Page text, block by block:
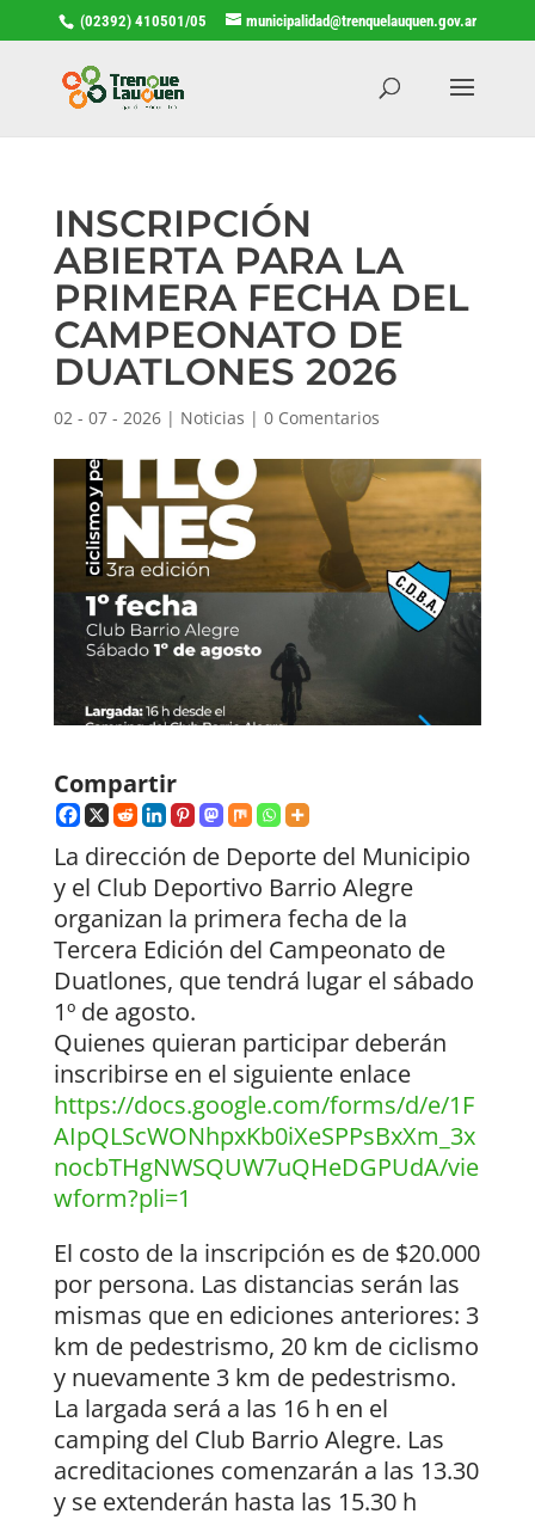
(02392) 410501/05 municipalidad@trenquelauquen.gov.ar
INSCRIPCIÓN
ABIERTA PARA LA
PRIMERA FECHA DEL
CAMPEONATO DE
DUATLONES 2026
02 - 07 - 2026| Noticias | 0 Comentarios
Compartir
La dirección de Deporte del Municipio
y el Club Deportivo Barrio Alegre
organizan la primera fecha de la
Tercera Edición del Campeonato de
Duatlones, que tendrá lugar el sábado
1º de agosto.
Quienes quieran participar deberán
inscribirse en el siguiente enlace
https://docs.google.com/forms/d/e/1F
AIpQLScWONhpxKb0iXeSPPsBxXm_3x
nocbTHgNWSQUW7uQHeDGPUdA/vie
wform?pli=1
El costo de la inscripción es de $20.000
por persona. Las distancias serán las
mismas que en ediciones anteriores: 3
km de pedestrismo, 20 km de ciclismo
y nuevamente 3 km de pedestrismo.
La largada será a las 16 h en el
camping del Club Barrio Alegre. Las
acreditaciones comenzarán a las 13.30
y se extenderán hasta las 15.30 h